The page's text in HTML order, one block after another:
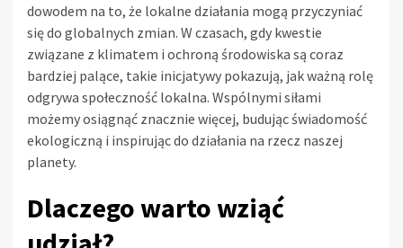
dowodem na to, że lokalne działania mogą przyczyniać
się do globalnych zmian. W czasach, gdy kwestie
związane z klimatem i ochroną środowiska są coraz
bardziej palące, takie inicjatywy pokazują, jak ważną rolę
odgrywa społeczność lokalna. Wspólnymi siłami
możemy osiągnąć znacznie więcej, budując świadomość
ekologiczną i inspirując do działania na rzecz naszej
planety.
Dlaczego warto wziąć